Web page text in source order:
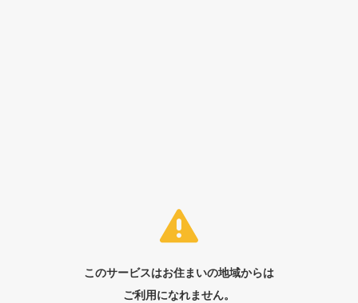
このサービスはお住まいの地域からは
ご利用になれません。